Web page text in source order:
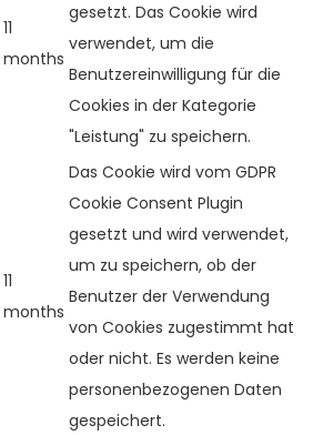
11
months
gesetzt. Das Cookie wird
verwendet, um die
Benutzereinwilligung für die
Cookies in der Kategorie
"Leistung" zu speichern.
11
months
Das Cookie wird vom GDPR
Cookie Consent Plugin
gesetzt und wird verwendet,
um zu speichern, ob der
Benutzer der Verwendung
von Cookies zugestimmt hat
oder nicht. Es werden keine
personenbezogenen Daten
gespeichert.